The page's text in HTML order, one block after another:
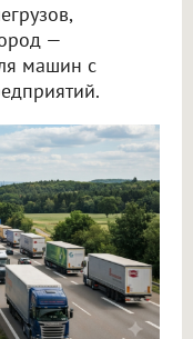
—
машин с